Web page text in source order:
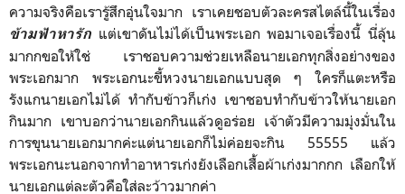
ความจริงคือเรารู้สึกอุ่นใจมาก เราเคยชอบตัวละครสไตล์นี้ในเรื่อง
ข้ามฟ้าหารัก แต่เขาดันไม่ได้เป็นพระเอก พอมาเจอเรื่องนี้ นี่ลุ้น
มากกขอให้ใช่ เราชอบความช่วยเหลือนายเอกทุกสิ่งอย่างของ
พระเอกมาก พระเอกนะขี้หวงนายเอกแบบสุด ๆ ใครก็แตะหรือ
รังแกนายเอกไม่ได้ ทำกับข้าวก็เก่ง เขาชอบทำกับข้าวให้นายเอก
กินมาก เขาบอกว่านายเอกกินแล้วดูอร่อย เจ้าตัวมีความมุ่งมั่นใน
การขุนนายเอกมากค่ะแต่นายเอกก็ไม่ค่อยจะกิน 55555 แล้ว
พระเอกนะนอกจากทำอาหารเก่งยังเลือกเสื้อผ้าเก่งมากกก เลือกให้
นายเอกแต่ละตัวคือใส่ละว้าวมากค่า